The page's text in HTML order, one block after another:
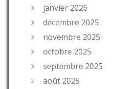
janvier 2026
décembre 2025
novembre 2025
octobre 2025
septembre 2025
août 2025